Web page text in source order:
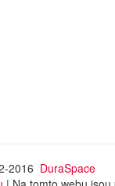
2016 DuraSpace